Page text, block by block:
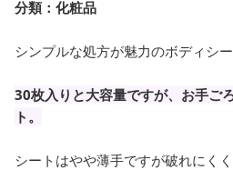
分類： 化粧品
シンプルな処方が魅力のボディシー
30枚入りと大容量ですが、お手ご
ト。
シートはやや薄手ですが破れにく